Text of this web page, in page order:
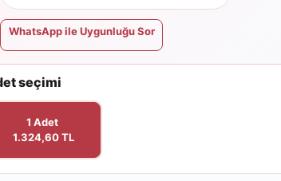
WhatsApp ile Uygunluğu Sor
seçimi
1 Adet
1.324,60 TL